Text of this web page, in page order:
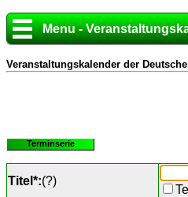
Menu -
Veranstaltungskalender der
Terminserie
Titel*:(?)